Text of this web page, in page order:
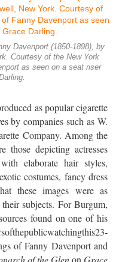
Davenport (1850-1898), by
Courtesy of the New York
as seen on a seat riser
as popular cigarette
by companies such as W.
Company. Among the
those depicting actresses
elaborate hair styles,
costumes, fancy dress
these images were as
subjects. For Burgum,
found on one of his
of Fanny Davenport and
of the Glenon Grace